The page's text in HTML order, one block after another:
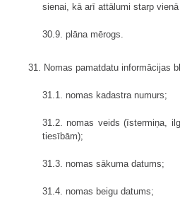
sienai, kā arī attālumi starp
30.9. plāna mērogs.
31. Nomas pamatdatu informācijas
31.1. nomas kadastra numurs;
31.2. nomas veids (īstermiņa,
tiesībām);
31.3. nomas sākuma datums;
31.4. nomas beigu datums;